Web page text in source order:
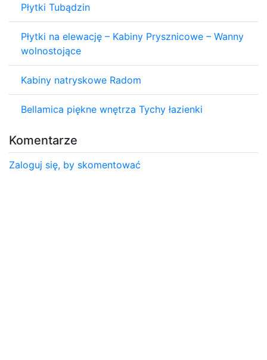
Płytki Tubądzin
Płytki na elewację – Kabiny Prysznicowe – Wanny
wolnostojące
Kabiny natryskowe Radom
Bellamica piękne wnętrza Tychy łazienki
Komentarze
Zaloguj się, by skomentować